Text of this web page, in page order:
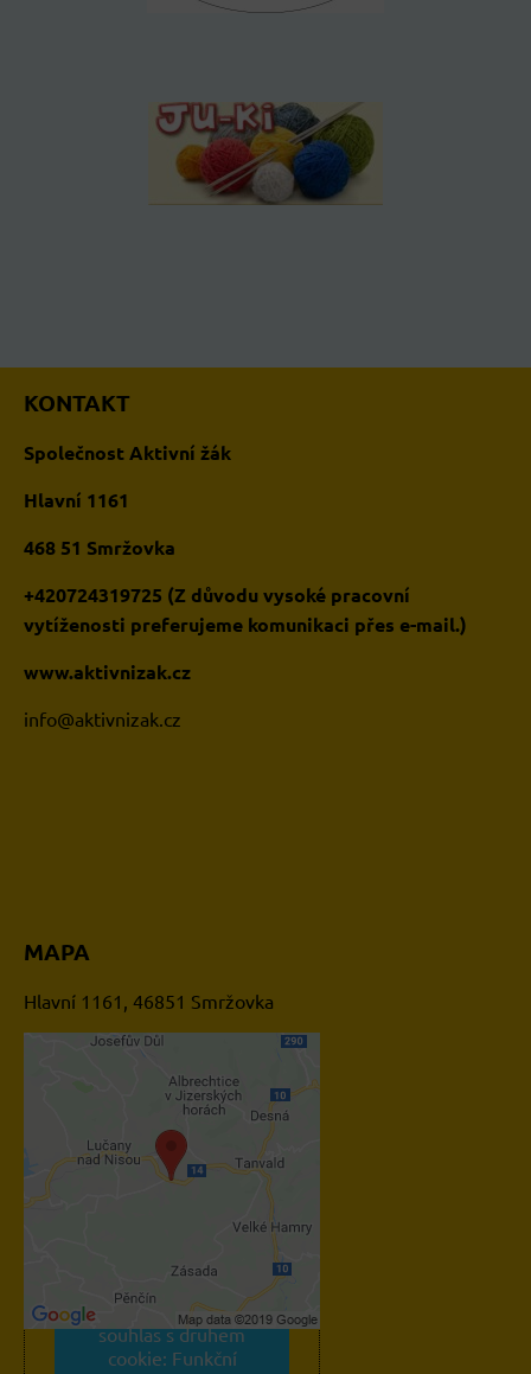
KONTAKT
Společnost Aktivní žák
Hlavní 1161
468 51 Smržovka
+420724319725 (Z důvodu vysoké pracovní
vytíženosti preferujeme komunikaci přes e-mail.)
www.aktivnizak.cz
info@aktivnizak.cz
MAPA
Hlavní 1161, 46851 Smržovka
Externí obsah je blokován
Volbami soukromí
Přejete si načíst externí
Povolit a zapamatovat -
souhlas s druhem
cookie: Funkční